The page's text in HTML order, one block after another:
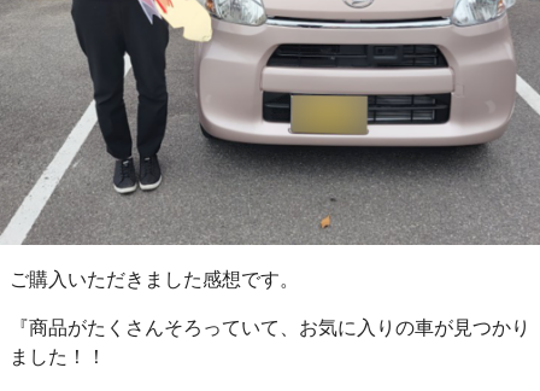
ご購入いただきました感想です。
『商品がたくさんそろっていて、お気に入りの車が見つかり
ました！！